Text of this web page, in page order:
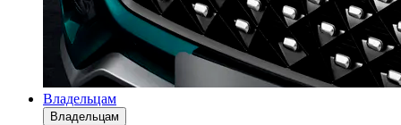
Владельцам
Владельцам